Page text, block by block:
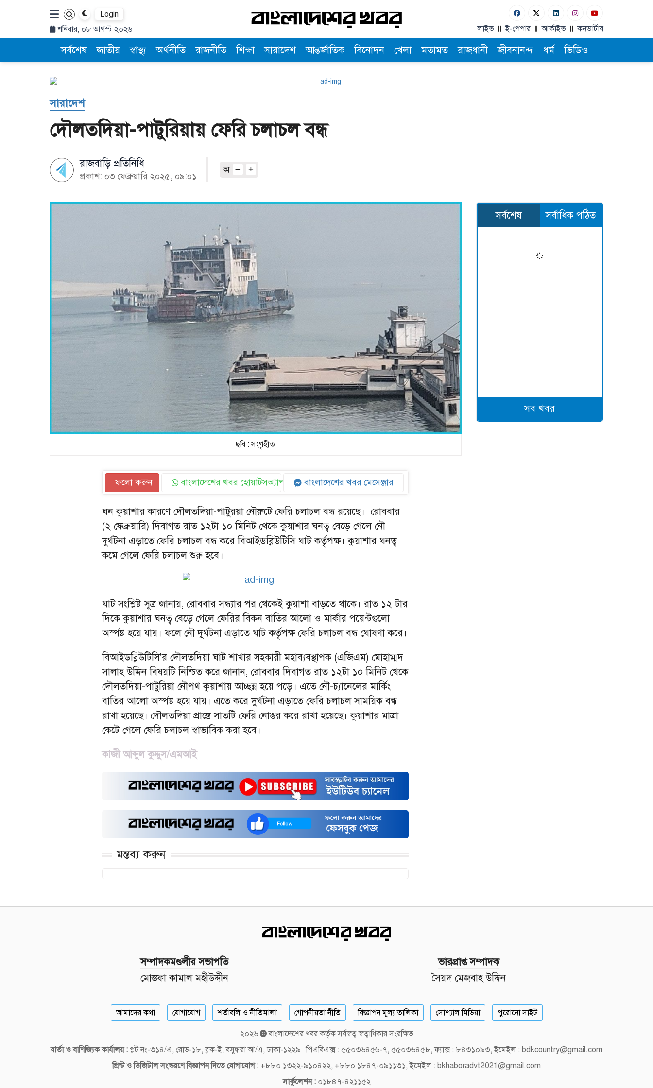
Login
শনিবার, ০৮ আগস্ট ২০২৬
লাইভ ই-পেপার আর্কাইভ কনভার্টার
সর্বশেষ জাতীয় স্বাস্থ্য অর্থনীতি রাজনীতি শিক্ষা সারাদেশ আন্তর্জাতিক বিনোদন খেলা মতামত রাজধানী জীবনানন্দ ধর্ম ভিডিও
সারাদেশ
দৌলতদিয়া-পাটুরিয়ায় ফেরি চলাচল বন্ধ
রাজবাড়ি প্রতিনিধি
প্রকাশ: ০৩ ফেব্রুয়ারি ২০২৫, ০৯:০১
অ
ছবি : সংগৃহীত
ফলো করুন বাংলাদেশের খবর হোয়াটসঅ্যাপ বাংলাদেশের খবর মেসেঞ্জার
ঘন কুয়াশার কারণে দৌলতদিয়া-পাটুরয়া নৌরুটে ফেরি চলাচল বন্ধ রয়েছে। রোববার
(২ ফেব্রুয়ারি) দিবাগত রাত ১২টা ১০ মিনিট থেকে কুয়াশার ঘনত্ব বেড়ে গেলে নৌ
দুর্ঘটনা এড়াতে ফেরি চলাচল বন্ধ করে বিআইডব্লিউটিসি ঘাট কর্তৃপক্ষ। কুয়াশার ঘনত্ব
কমে গেলে ফেরি চলাচল শুরু হবে।
ঘাট সংশ্লিষ্ট সূত্র জানায়, রোববার সন্ধ্যার পর থেকেই কুয়াশা বাড়তে থাকে। রাত ১২ টার
দিকে কুয়াশার ঘনত্ব বেড়ে গেলে ফেরির বিকন বাতির আলো ও মার্কার পয়েন্টগুলো
অস্পষ্ট হয়ে যায়। ফলে নৌ দুর্ঘটনা এড়াতে ঘাট কর্তৃপক্ষ ফেরি চলাচল বন্ধ ঘোষণা করে।
বিআইডব্লিউটিসি'র দৌলতদিয়া ঘাট শাখার সহকারী মহাব্যবস্থাপক (এজিএম) মোহাম্মদ
সালাহ উদ্দিন বিষয়টি নিশ্চিত করে জানান, রোববার দিবাগত রাত ১২টা ১০ মিনিট থেকে
দৌলতদিয়া-পাটুরিয়া নৌপথ কুয়াশায় আচ্ছন্ন হয়ে পড়ে। এতে নৌ-চ্যানেলের মার্কিং
বাতির আলো অস্পষ্ট হয়ে যায়। এতে করে দুর্ঘটনা এড়াতে ফেরি চলাচল সাময়িক বন্ধ
রাখা হয়েছে। দৌলতদিয়া প্রান্তে সাতটি ফেরি নোঙর করে রাখা হয়েছে। কুয়াশার মাত্রা
কেটে গেলে ফেরি চলাচল স্বাভাবিক করা হবে।
কাজী আব্দুল কুদ্দুস/এমআই
মন্তব্য করুন
সর্বশেষ সর্বাধিক পঠিত
সব খবর
সম্পাদকমণ্ডলীর সভাপতি
মোস্তফা কামাল মহীউদ্দীন
ভারপ্রাপ্ত সম্পাদক
সৈয়দ মেজবাহ উদ্দিন
আমাদের কথা যোগাযোগ শর্তাবলি ও নীতিমালা গোপনীয়তা নীতি বিজ্ঞাপন মূল্য তালিকা সোশ্যাল মিডিয়া পুরোনো সাইট
২০২৬
বাংলাদেশের খবর কর্তৃক সর্বস্বত্ব স্বত্বাধিকার সংরক্ষিত
বার্তা ও বাণিজ্যিক কার্যালয় : প্লট নং-৩১৪/এ, রোড-১৮, ব্লক-ই, বসুন্ধরা আ/এ, ঢাকা-১২২৯। পিএবিএক্স : ৫৫০৩৬৪৫৬-৭, ৫৫০৩৬৪৫৮, ফ্যাক্স : ৮৪৩১০৯৩, ইমেইল : bdkcountry@gmail.com
প্রিন্ট ও ডিজিটালসংস্করণে বিজ্ঞাপন দিতে যোগাযোগ : +৮৮০ ১৩২২-৯১০৪২২, +৮৮০ ১৮৪৭-০৯১১৩১, ইমেইল : bkhaboradvt2021@gmail.com
সার্কুলেশন :০১৮৪৭-৪২১১৫২